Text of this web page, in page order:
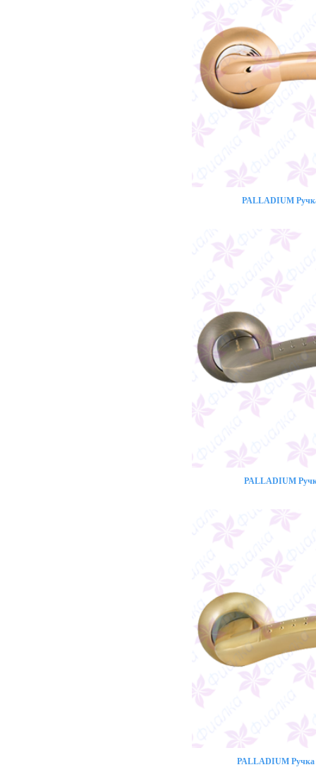
PALLADIUM
PALLADIUM
PALLADIUM Ручка